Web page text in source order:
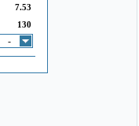
7.53
130
-